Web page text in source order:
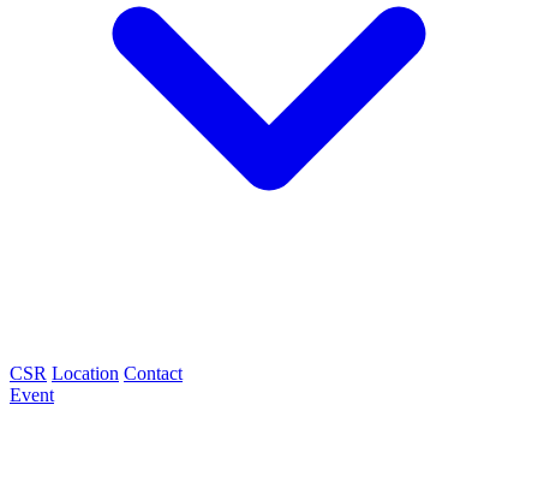
CSR Location Contact
Event